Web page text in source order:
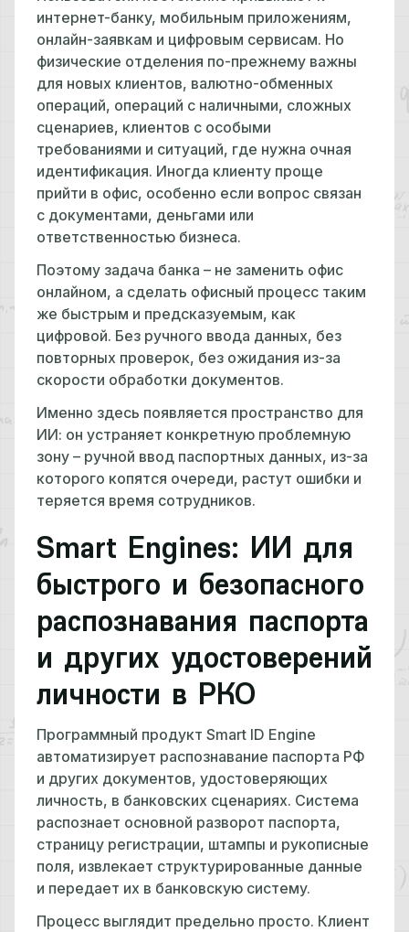
интернет-банку, мобильным приложениям,
онлайн-заявкам и цифровым сервисам. Но
физические отделения по-прежнему важны
для новых клиентов, валютно-обменных
операций, операций с наличными, сложных
сценариев, клиентов с особыми
требованиями и ситуаций, где нужна очная
идентификация. Иногда клиенту проще
прийти в офис, особенно если вопрос связан
с документами, деньгами или
ответственностью бизнеса.
Поэтому задача банка – не заменить офис
онлайном, а сделать офисный процесс таким
же быстрым и предсказуемым, как
цифровой. Без ручного ввода данных, без
повторных проверок, без ожидания из-за
скорости обработки документов.
Именно здесь появляется пространство для
ИИ: он устраняет конкретную проблемную
зону – ручной ввод паспортных данных, из-за
которого копятся очереди, растут ошибки и
теряется время сотрудников.
Smart Engines: ИИ для
быстрого и безопасного
распознавания паспорта
и других удостоверений
личности в РКО
Программный продукт Smart ID Engine
автоматизирует распознавание паспорта РФ
и других документов, удостоверяющих
личность, в банковских сценариях. Система
распознает основной разворот паспорта,
страницу регистрации, штампы и рукописные
поля, извлекает структурированные данные
и передает их в банковскую систему.
Процесс выглядит предельно просто. Клиент